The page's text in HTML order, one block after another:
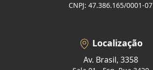
CNPJ: 47.386.165/0001-07
Localização
Av. Brasil, 3358